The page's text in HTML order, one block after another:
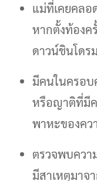
แม่ที่เคยคล
หากตั้งท้องค
ดาวน์ชินโดร
มีคนในครอบ
หรือญาติที่มี
พาหะของคว
ตรวจพบควา
มีสาเหตุมาจ